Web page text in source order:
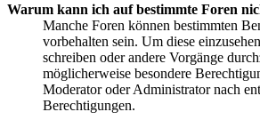
Warum kann ich auf bestimmte Foren
Manche Foren können bestimmten
vorbehalten sein. Um diese
schreiben oder andere Vorgänge
möglicherweise besondere
Moderator oder Administrator nach
Berechtigungen.